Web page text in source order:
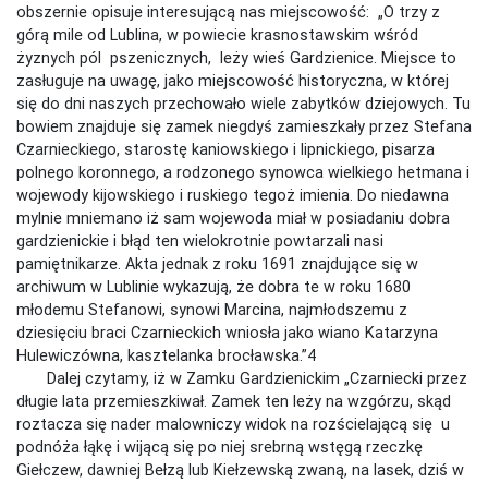
obszernie opisuje interesującą nas miejscowość: „O trzy z
górą mile od Lublina, w powiecie krasnostawskim wśród
żyznych pól pszenicznych, leży wieś Gardzienice. Miejsce to
zasługuje na uwagę, jako miejscowość historyczna, w której
się do dni naszych przechowało wiele zabytków dziejowych. Tu
bowiem znajduje się zamek niegdyś zamieszkały przez Stefana
Czarnieckiego, starostę kaniowskiego i lipnickiego, pisarza
polnego koronnego, a rodzonego synowca wielkiego hetmana i
wojewody kijowskiego i ruskiego tegoż imienia. Do niedawna
mylnie mniemano iż sam wojewoda miał w posiadaniu dobra
gardzienickie i błąd ten wielokrotnie powtarzali nasi
pamiętnikarze. Akta jednak z roku 1691 znajdujące się w
archiwum w Lublinie wykazują, że dobra te w roku 1680
młodemu Stefanowi, synowi Marcina, najmłodszemu z
dziesięciu braci Czarnieckich wniosła jako wiano Katarzyna
Hulewiczówna, kasztelanka brocławska.”4
Dalej czytamy, iż w Zamku Gardzienickim „Czarniecki przez
długie lata przemieszkiwał. Zamek ten leży na wzgórzu, skąd
roztacza się nader malowniczy widok na rozścielającą się u
podnóża łąkę i wijącą się po niej srebrną wstęgą rzeczkę
Giełczew, dawniej Bełzą lub Kiełzewską zwaną, na lasek, dziś w